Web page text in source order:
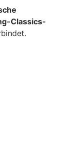
Classics-